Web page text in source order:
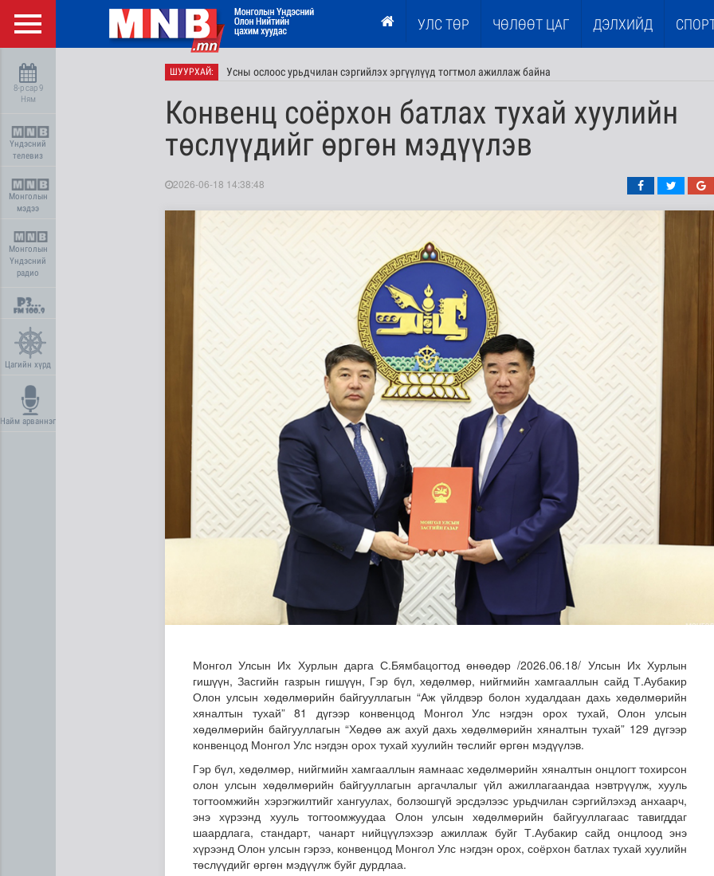
УЛС ТӨР ЧӨЛӨӨТ ЦАГ ДЭЛХИЙД
8-р сар 9
Ням
Үндэсний
телевиз
Монголын
мэдээ
Монголын
Үндэсний
радио
Цагийн хүрд
Найм арваннэг
ШУУРХАЙ: Усны ослоос урьдчилан сэргийлэх эргүүлүүд тогтмол ажиллаж байна
Манай улс 3.10 тонн алт гадаадад гаргажээ
“Дүрслэх урлагийн оюуны өв сан” тусгай үзэсгэлэн нээгдлээ
Конвенц соёрхон батлах тухай хуулийн
төслүүдийг өргөн мэдүүлэв
2026-06-18 14:38:48
Монгол Улсын Их Хурлын дарга С.Бямбацогтод өнөөдөр /2026.06.18/ Улсын Их Хурлын
гишүүн, Засгийн газрын гишүүн, Гэр бүл, хөдөлмөр, нийгмийн хамгааллын сайд Т.Аубакир
Олон улсын хөдөлмөрийн байгууллагын “Аж үйлдвэр болон худалдаан дахь хөдөлмөрийн
хяналтын тухай” 81 дүгээр конвенцод Монгол Улс нэгдэн орох тухай, Олон улсын
хөдөлмөрийн байгууллагын “Хөдөө аж ахуй дахь хөдөлмөрийн хяналтын тухай” 129 дүгээр
конвенцод Монгол Улс нэгдэн орох тухай хуулийн төслийг өргөн мэдүүлэв.
Гэр бүл, хөдөлмөр, нийгмийн хамгааллын яамнаас хөдөлмөрийн хяналтын онцлогт тохирсон
олон улсын хөдөлмөрийн байгууллагын аргачлалыг үйл ажиллагаандаа нэвтрүүлж, хууль
тогтоомжийн хэрэгжилтийг хангуулах, болзошгүй эрсдэлээс урьдчилан сэргийлэхэд анхаарч,
энэ хүрээнд хууль тогтоомжуудаа Олон улсын хөдөлмөрийн байгууллагаас тавигддаг
шаардлага, стандарт, чанарт нийцүүлэхээр ажиллаж буйг Т.Аубакир сайд онцлоод энэ
хүрээнд Олон улсын гэрээ, конвенцод Монгол Улс нэгдэн орох, соёрхон батлах тухай хуулийн
төслүүдийг өргөн мэдүүлж буйг дурдлаа.